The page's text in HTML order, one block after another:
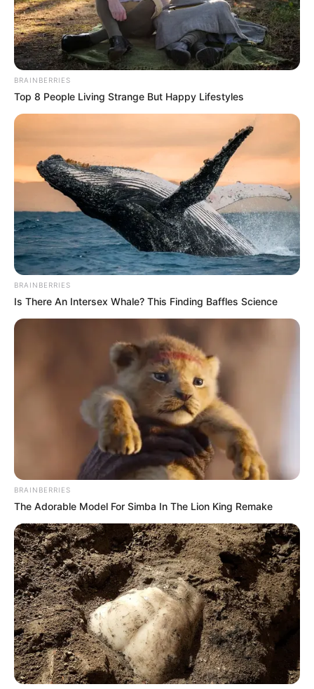
BRAINBERRIES
Top 8 People Living Strange But Happy Lifestyles
BRAINBERRIES
Is There An Intersex Whale? This Finding Baffles Science
BRAINBERRIES
The Adorable Model For Simba In The Lion King Remake